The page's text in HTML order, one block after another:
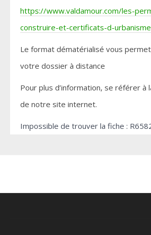
https://www.valdamour.com/les-
construire-et-certificats-d-
Le format dématérialisé vous
votre dossier à distance
Pour plus d’information, se référer à
de notre site internet.
Impossible de trouver la fiche :